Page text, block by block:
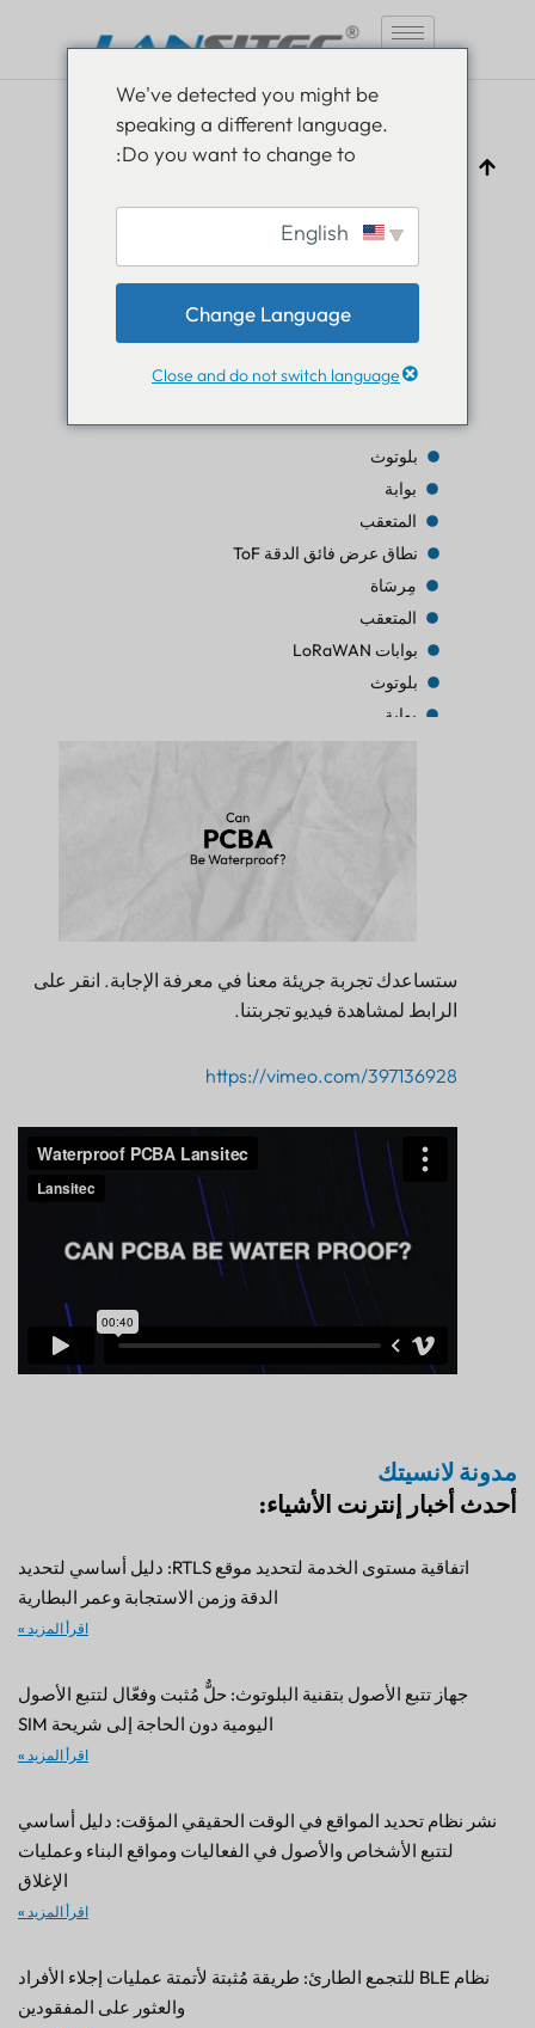
هل يمكن أن يكون PCBA مقاومًا للماء؟
بيان صحفي
جدول المحتويات
بلوتوث
بوابة
المتعقب
نطاق عرض فائق الدقة ToF
مِرسَاة
المتعقب
بوابات LoRaWAN
بلوتوث
بوابة
المتعقب
بوابة
المتعقب
المستشعر
ستساعدك تجربة جريئة معنا في معرفة الإجابة. انقر على
الرابط لمشاهدة فيديو تجربتنا.
https://vimeo.com/397136928
مدونة لانسيتك
أحدث أخبار إنترنت الأشياء:
اتفاقية مستوى الخدمة لتحديد موقع RTLS: دليل أساسي لتحديد
الدقة وزمن الاستجابة وعمر البطارية
اقرأ المزيد »
جهاز تتبع الأصول بتقنية البلوتوث: حلٌّ مُثبت وفعّال لتتبع الأصول
اليومية دون الحاجة إلى شريحة SIM
اقرأ المزيد »
نشر نظام تحديد المواقع في الوقت الحقيقي المؤقت: دليل أساسي
لتتبع الأشخاص والأصول في الفعاليات ومواقع البناء وعمليات
الإغلاق
اقرأ المزيد »
نظام BLE للتجمع الطارئ: طريقة مُثبتة لأتمتة عمليات إجلاء الأفراد
والعثور على المفقودين
We've detected you might be
speaking a different language.
Do you want to change to:
Change Language
Close and do not switch language